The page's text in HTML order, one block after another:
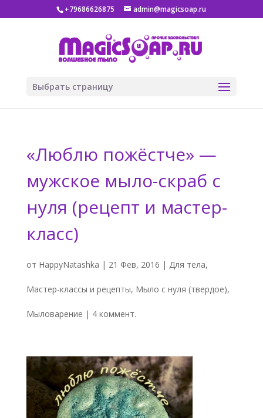
+79686626875 admin@magicsoap.ru
Выбрать страницу
«Люблю пожёстче» —
мужское мыло-скраб с
нуля (рецепт и мастер-
класс)
от HappyNatashka | 21 Фев, 2016 | Для тела,
Мастер-классы и рецепты, Мыло с нуля (твердое),
Мыловарение | 4 коммент.